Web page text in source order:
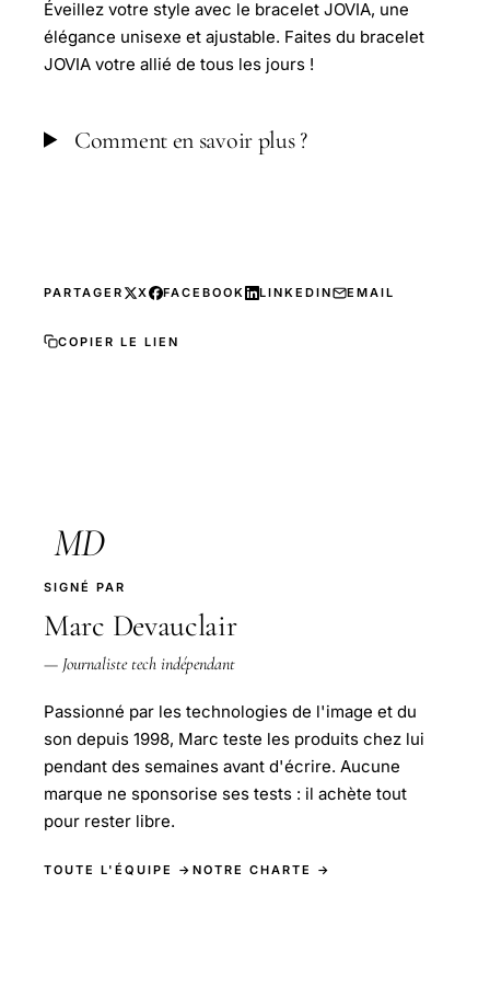
Éveillez votre style avec le bracelet JOVIA, une
élégance unisexe et ajustable. Faites du bracelet
JOVIA votre allié de tous les jours !
Comment en savoir plus ?
PARTAGER X FACEBOOK LINKEDIN EMAIL
COPIER LE LIEN
MD
SIGNÉ PAR
Marc Devauclair
— Journaliste tech indépendant
Passionné par les technologies de l'image et du
son depuis 1998, Marc teste les produits chez lui
pendant des semaines avant d'écrire. Aucune
marque ne sponsorise ses tests : il achète tout
pour rester libre.
TOUTE L'ÉQUIPE → NOTRE CHARTE →